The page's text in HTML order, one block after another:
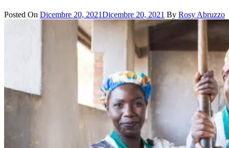
Posted On Dicembre 20, 2021Dicembre 20, 2021 By Rosy Abruzzo